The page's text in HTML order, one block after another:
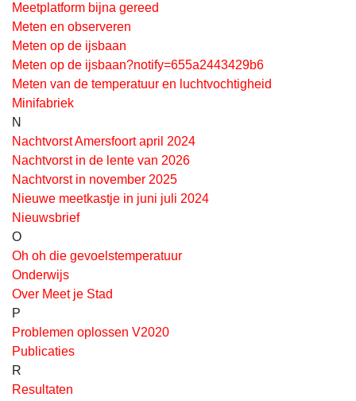
Meetplatform bijna gereed
Meten en observeren
Meten op de ijsbaan
Meten op de ijsbaan?notify=655a2443429b6
Meten van de temperatuur en luchtvochtigheid
Minifabriek
N
Nachtvorst Amersfoort april 2024
Nachtvorst in de lente van 2026
Nachtvorst in november 2025
Nieuwe meetkastje in juni juli 2024
Nieuwsbrief
O
Oh oh die gevoelstemperatuur
Onderwijs
Over Meet je Stad
P
Problemen oplossen V2020
Publicaties
R
Resultaten